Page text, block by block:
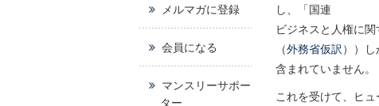
し、「国連
ビジネスと人権に
（外務省仮訳）
）
含まれていません。
これを受けて、ヒ
メルマガに登録
会員になる
マンスリーサポー
ター